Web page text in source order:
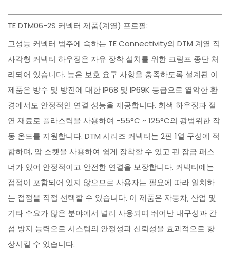
TE DTM06-2S 커넥터 제품(계열) 프로필:
고성능 커넥터 범주에 속하는 TE Connectivity의 DTM 계열 직
사각형 커넥터 하우징은 자유 장착 설치를 위한 크림프 종단 처
리되어 있습니다. 높은 보호 요구 사항을 충족하도록 설계된 이
제품은 방수 및 방진에 대한 IP68 및 IP69K 등급으로 열악한 환
경에서도 안정적인 연결 성능을 제공합니다. 회색 하우징과 절
연 재료로 플라스틱을 사용하여 -55°C ~ 125°C의 광범위한 작
동 온도를 지원합니다. DTM 시리즈 커넥터는 2핀 1열 구성에 적
합하며, 암 소켓을 사용하여 쉽게 장착할 수 있고 핀 잠금 패스
너가 있어 안정적이고 안전한 연결을 보장합니다. 커넥터에는
접점이 포함되어 있지 않으므로 사용자는 필요에 따라 일치하
는 접점을 직접 선택할 수 있습니다. 이 제품은 자동차, 산업 및
기타 수요가 많은 분야에서 널리 사용되며 뛰어난 내구성과 간
섭 방지 능력으로 시스템의 안정성과 신뢰성을 효과적으로 향
상시킬 수 있습니다.